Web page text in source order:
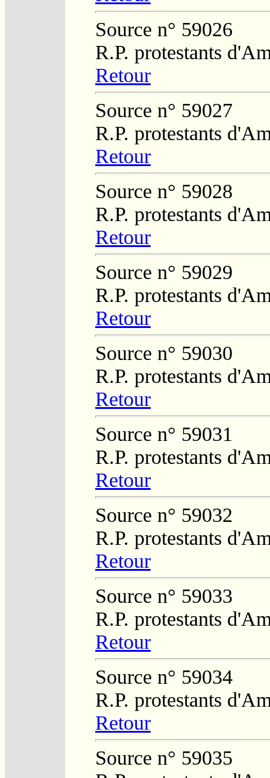
Source n° 59026
R.P. protestants
Retour
Source n° 59027
R.P. protestants
Retour
Source n° 59028
R.P. protestants
Retour
Source n° 59029
R.P. protestants
Retour
Source n° 59030
R.P. protestants
Retour
Source n° 59031
R.P. protestants
Retour
Source n° 59032
R.P. protestants
Retour
Source n° 59033
R.P. protestants
Retour
Source n° 59034
R.P. protestants
Retour
Source n° 59035